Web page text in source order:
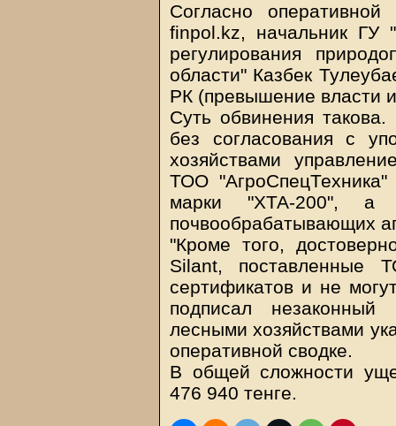
Согласно
finpol.kz, начальник ГУ
регулирования
области" Казбек
РК (превышение власти
Суть обвинения
без согласования с
хозяйствами
ТОО
марки "ХТА-200", а
почвообрабатывающих
"Кроме того,
Silant,
сертификатов и не
подписал
лесными хозяйствами
оперативной сводке.
В общей сложности
476 940 тенге.